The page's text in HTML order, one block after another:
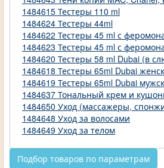
1484615 Тестеры 110 ml
1484624 Тестеры 44ml
1484622 Тестеры 45 ml с
1484623 Тестеры 45 ml с
1484620 Тестеры 58 ml Dubai (в
1484618 Тестеры 65ml Dubai
1484619 Тестеры 65ml Dubai
1484637 Тональный крем и
1484650 Уход (массажеры,
1484648 Уход за волосами
1484649 Уход за телом
Подбор товаров по параметрам